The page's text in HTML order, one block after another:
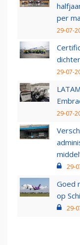
per
29-07-
29-07-
29-07-
29-
Goed
op
29-